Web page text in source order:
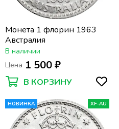
Монета 1 флорин 1963
Австралия
В наличии
Цена 1 500 ₽
В КОРЗИНУ
НОВИНКА XF-AU